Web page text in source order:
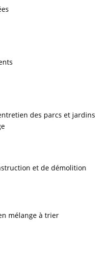
des parcs et jardins
et de démolition
mélange à trier